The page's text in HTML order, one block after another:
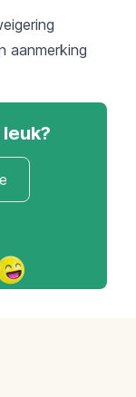
aanmerking